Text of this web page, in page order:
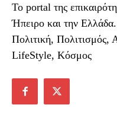
To portal της
Ήπειρο και την
Πολιτική, Πολιτισμός,
LifeStyle, Κόσμος